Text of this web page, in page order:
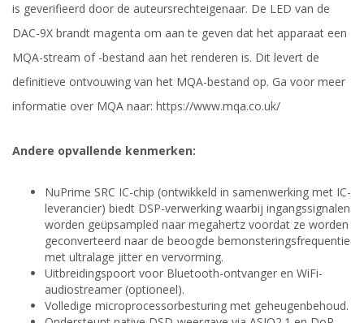
is geverifieerd door de auteursrechteigenaar. De LED van de
DAC-9X brandt magenta om aan te geven dat het apparaat een
MQA-stream of -bestand aan het renderen is. Dit levert de
definitieve ontvouwing van het MQA-bestand op. Ga voor meer
informatie over MQA naar: https://www.mqa.co.uk/
Andere opvallende kenmerken:
NuPrime SRC IC-chip (ontwikkeld in samenwerking met IC-
leverancier) biedt DSP-verwerking waarbij ingangssignalen
worden geüpsampled naar megahertz voordat ze worden
geconverteerd naar de beoogde bemonsteringsfrequentie
met ultralage jitter en vervorming.
Uitbreidingspoort voor Bluetooth-ontvanger en WiFi-
audiostreamer (optioneel).
Volledige microprocessorbesturing met geheugenbehoud.